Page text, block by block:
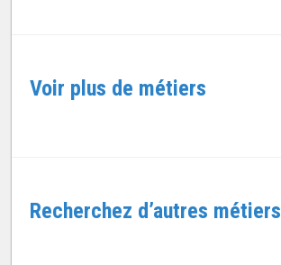
Voir plus de métiers
Recherchez d’autres métiers